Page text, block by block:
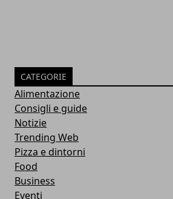
CATEGORIE
Alimentazione
Consigli e guide
Notizie
Trending Web
Pizza e dintorni
Food
Business
Eventi